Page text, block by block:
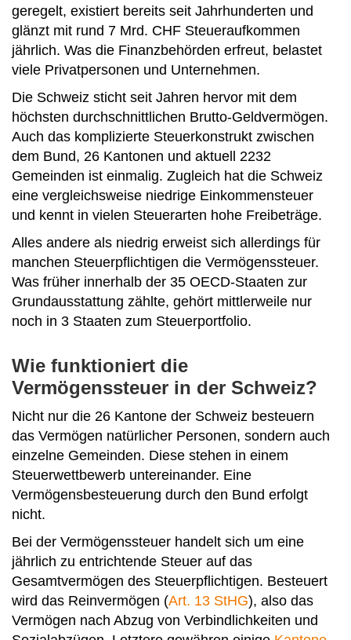
geregelt, existiert bereits seit Jahrhunderten und
glänzt mit rund 7 Mrd. CHF Steueraufkommen
jährlich. Was die Finanzbehörden erfreut, belastet
viele Privatpersonen und Unternehmen.
Die Schweiz sticht seit Jahren hervor mit dem
höchsten durchschnittlichen Brutto-Geldvermögen.
Auch das komplizierte Steuerkonstrukt zwischen
dem Bund, 26 Kantonen und aktuell 2232
Gemeinden ist einmalig. Zugleich hat die Schweiz
eine vergleichsweise niedrige Einkommensteuer
und kennt in vielen Steuerarten hohe Freibeträge.
Alles andere als niedrig erweist sich allerdings für
manchen Steuerpflichtigen die Vermögenssteuer.
Was früher innerhalb der 35 OECD-Staaten zur
Grundausstattung zählte, gehört mittlerweile nur
noch in 3 Staaten zum Steuerportfolio.
Wie funktioniert die
Vermögenssteuer in der Schweiz?
Nicht nur die 26 Kantone der Schweiz besteuern
das Vermögen natürlicher Personen, sondern auch
einzelne Gemeinden. Diese stehen in einem
Steuerwettbewerb untereinander. Eine
Vermögensbesteuerung durch den Bund erfolgt
nicht.
Bei der Vermögenssteuer handelt sich um eine
jährlich zu entrichtende Steuer auf das
Gesamtvermögen des Steuerpflichtigen. Besteuert
wird das Reinvermögen (Art. 13 StHG), also das
Vermögen nach Abzug von Verbindlichkeiten und